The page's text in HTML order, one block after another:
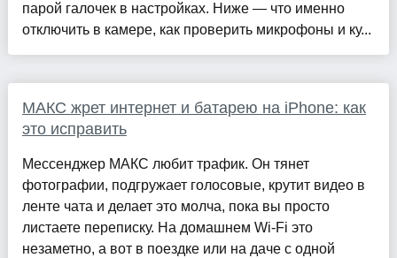
парой галочек в настройках. Ниже — что именно
отключить в камере, как проверить микрофоны и ку...
МАКС жрет интернет и батарею на iPhone: как
это исправить
Мессенджер МАКС любит трафик. Он тянет
фотографии, подгружает голосовые, крутит видео в
ленте чата и делает это молча, пока вы просто
листаете переписку. На домашнем Wi-Fi это
незаметно, а вот в поездке или на даче с одной